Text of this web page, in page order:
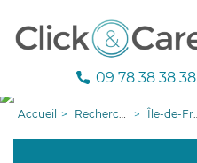
09 78 38 38 38
Accueil Recherche aide à domicile Île-de-France